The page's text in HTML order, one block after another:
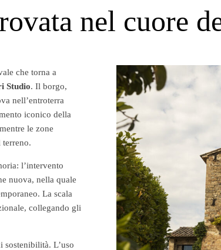
nel cuore
che torna a
Studio. Il borgo,
nell’entroterra
iconico della
le zone
terreno.
l’intervento
nuova, nella quale
La scala
collegando gli
sostenibilità. L’uso